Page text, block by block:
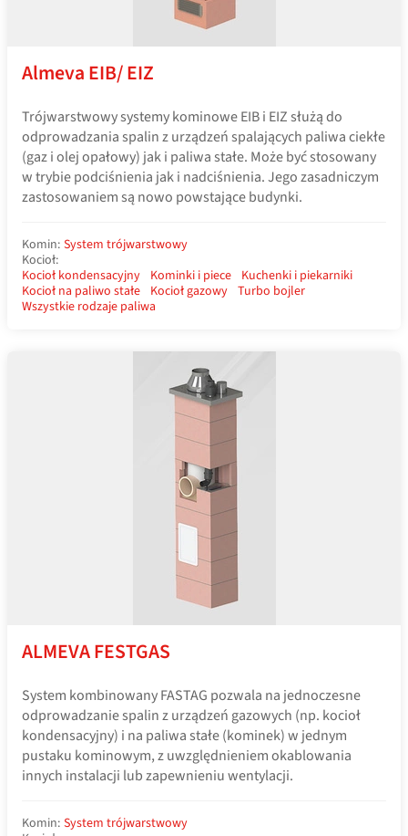
Almeva EIB/ EIZ
Trójwarstwowy systemy kominowe EIB i EIZ służą do
odprowadzania spalin z urządzeń spalających paliwa ciekłe
(gaz i olej opałowy) jak i paliwa stałe. Może być stosowany
w trybie podciśnienia jak i nadciśnienia. Jego zasadniczym
zastosowaniem są nowo powstające budynki.
Komin: System trójwarstwowy
Kocioł:
Kocioł kondensacyjny Kominki i piece Kuchenki i piekarniki
Kocioł na paliwo stałe Kocioł gazowy Turbo bojler
Wszystkie rodzaje paliwa
ALMEVA FESTGAS
System kombinowany FASTAG pozwala na jednoczesne
odprowadzanie spalin z urządzeń gazowych (np. kocioł
kondensacyjny) i na paliwa stałe (kominek) w jednym
pustaku kominowym, z uwzględnieniem okablowania
innych instalacji lub zapewnieniu wentylacji.
Komin: System trójwarstwowy